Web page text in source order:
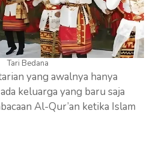
Tari Bedana
yang awalnya hanya
keluarga yang baru saja
Al-Qur’an ketika Islam